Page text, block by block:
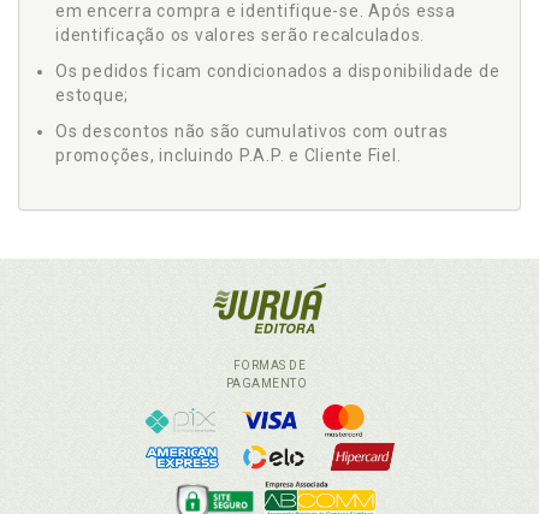
em encerra compra e identifique-se. Após essa
identificação os valores serão recalculados.
Os pedidos ficam condicionados a disponibilidade de
estoque;
Os descontos não são cumulativos com outras
promoções, incluindo P.A.P. e Cliente Fiel.
FORMAS DE
PAGAMENTO